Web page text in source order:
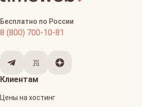
Бесплатно по России
8 (800) 700-10-81
Клиентам
Цены на хостинг